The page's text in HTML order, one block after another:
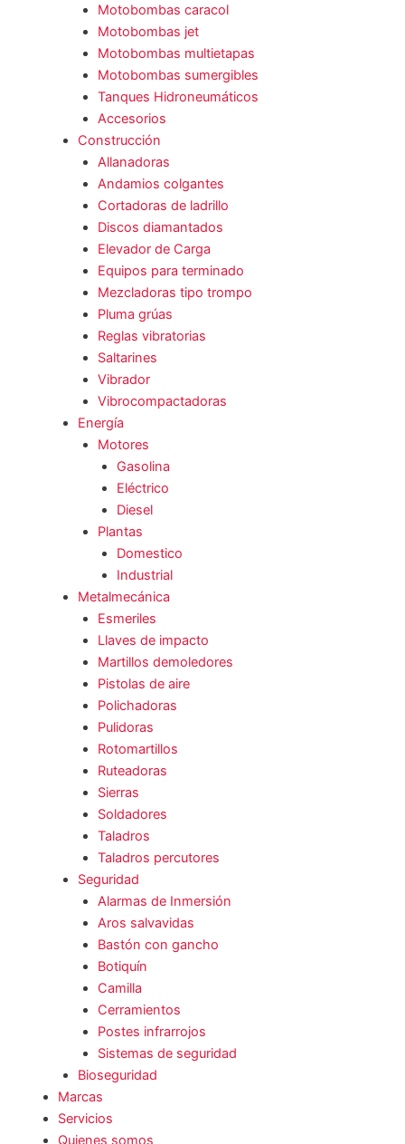
Motobombas caracol
Motobombas jet
Motobombas multietapas
Motobombas sumergibles
Tanques Hidroneumáticos
Accesorios
Construcción
Allanadoras
Andamios colgantes
Cortadoras de ladrillo
Discos diamantados
Elevador de Carga
Equipos para terminado
Mezcladoras tipo trompo
Pluma grúas
Reglas vibratorias
Saltarines
Vibrador
Vibrocompactadoras
Energía
Motores
Gasolina
Eléctrico
Diesel
Plantas
Domestico
Industrial
Metalmecánica
Esmeriles
Llaves de impacto
Martillos demoledores
Pistolas de aire
Polichadoras
Pulidoras
Rotomartillos
Ruteadoras
Sierras
Soldadores
Taladros
Taladros percutores
Seguridad
Alarmas de Inmersión
Aros salvavidas
Bastón con gancho
Botiquín
Camilla
Cerramientos
Postes infrarrojos
Sistemas de seguridad
Bioseguridad
Marcas
Servicios
Quienes somos